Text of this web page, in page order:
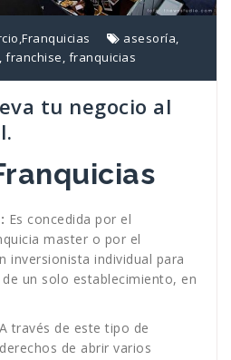
Franquicias asesoría
franchise franquicias
tu negocio al
Es concedida por el
master o por el
inversionista individual para
un solo establecimiento, en
A través de este tipo de
de abrir varios